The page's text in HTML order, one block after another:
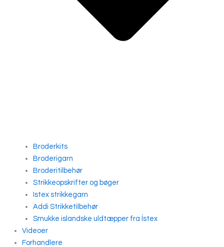
Broderkits
Broderigarn
Broderitilbehør
Strikkeopskrifter og bøger
Istex strikkegarn
Addi Strikketilbehør
Smukke islandske uldtæpper fra Ístex
Videoer
Forhandlere